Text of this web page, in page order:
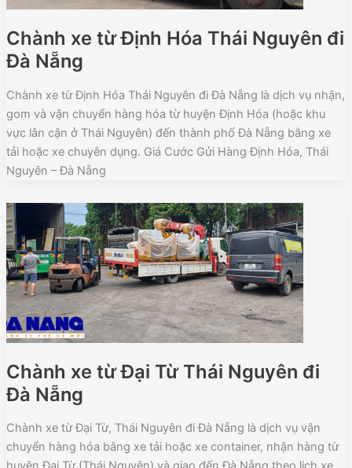
Chành xe từ Định Hóa Thái Nguyên đi
Đà Nẵng
Chành xe từ Định Hóa Thái Nguyên đi Đà Nẵng là dịch vụ nhận,
gom và vận chuyển hàng hóa từ huyện Định Hóa (hoặc khu
vực lân cận ở Thái Nguyên) đến thành phố Đà Nẵng bằng xe
tải hoặc xe chuyên dụng. Giá Cước Gửi Hàng Định Hóa, Thái
Nguyên – Đà Nẵng
Chành xe từ Đại Từ Thái Nguyên đi
Đà Nẵng
Chành xe từ Đại Từ, Thái Nguyên đi Đà Nẵng là dịch vụ vận
chuyển hàng hóa bằng xe tải hoặc xe container, nhận hàng từ